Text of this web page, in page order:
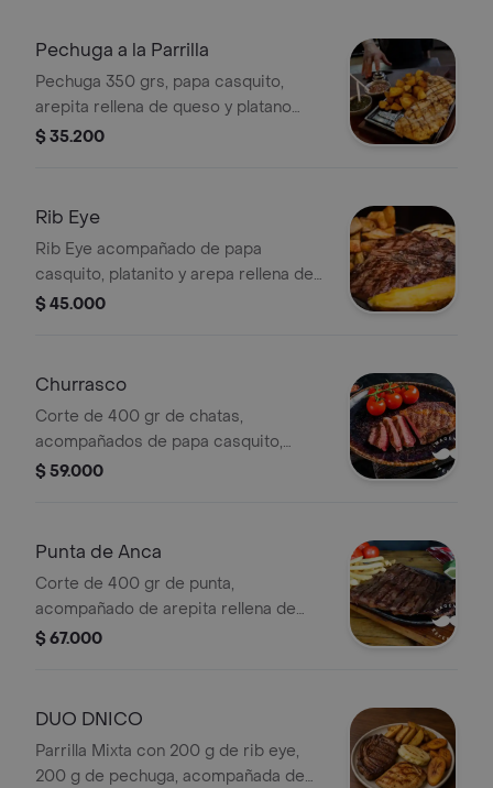
Pechuga a la Parrilla
Pechuga 350 grs, papa casquito,
arepita rellena de queso y platano
bocadillo.
$ 35.200
Rib Eye
Rib Eye acompañado de papa
casquito, platanito y arepa rellena de
queso.
$ 45.000
Churrasco
Corte de 400 gr de chatas,
acompañados de papa casquito,
arepa rellena de queso y platano
$ 59.000
Punta de Anca
Corte de 400 gr de punta,
acompañado de arepita rellena de
queso, platano bocadillo y papa
$ 67.000
DUO DNICO
Parrilla Mixta con 200 g de rib eye,
200 g de pechuga, acompañada de